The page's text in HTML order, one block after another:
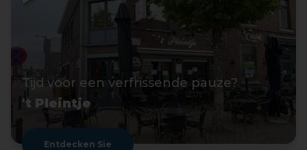
Tijd voor een verfrissende pauze?
't Pleintje
Entdecken Sie